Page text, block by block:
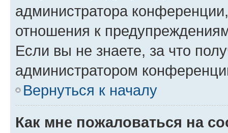
администратора
отношения к
Если вы не знаете, за что
администратором
Вернуться к началу
Как мне пожаловаться на